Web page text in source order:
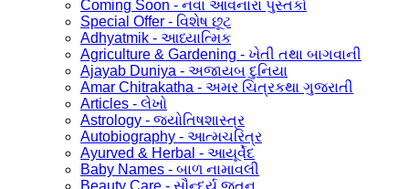
Coming Soon - નવા આવનારા પુસ્તકો
Special Offer - વિશેષ છૂટ
Adhyatmik - આધ્યાત્મિક
Agriculture & Gardening - ખેતી તથા બાગવાની
Ajayab Duniya - અજાયબ દુનિયા
Amar Chitrakatha - અમર ચિત્રકથા ગુજરાતી
Articles - લેખો
Astrology - જ્યોતિષશાસ્ત્ર
Autobiography - આત્મચરિત્ર
Ayurved & Herbal - આયૂર્વેદ
Baby Names - બાળ નામાવલી
Beauty Care - સૌન્દર્ય જતન